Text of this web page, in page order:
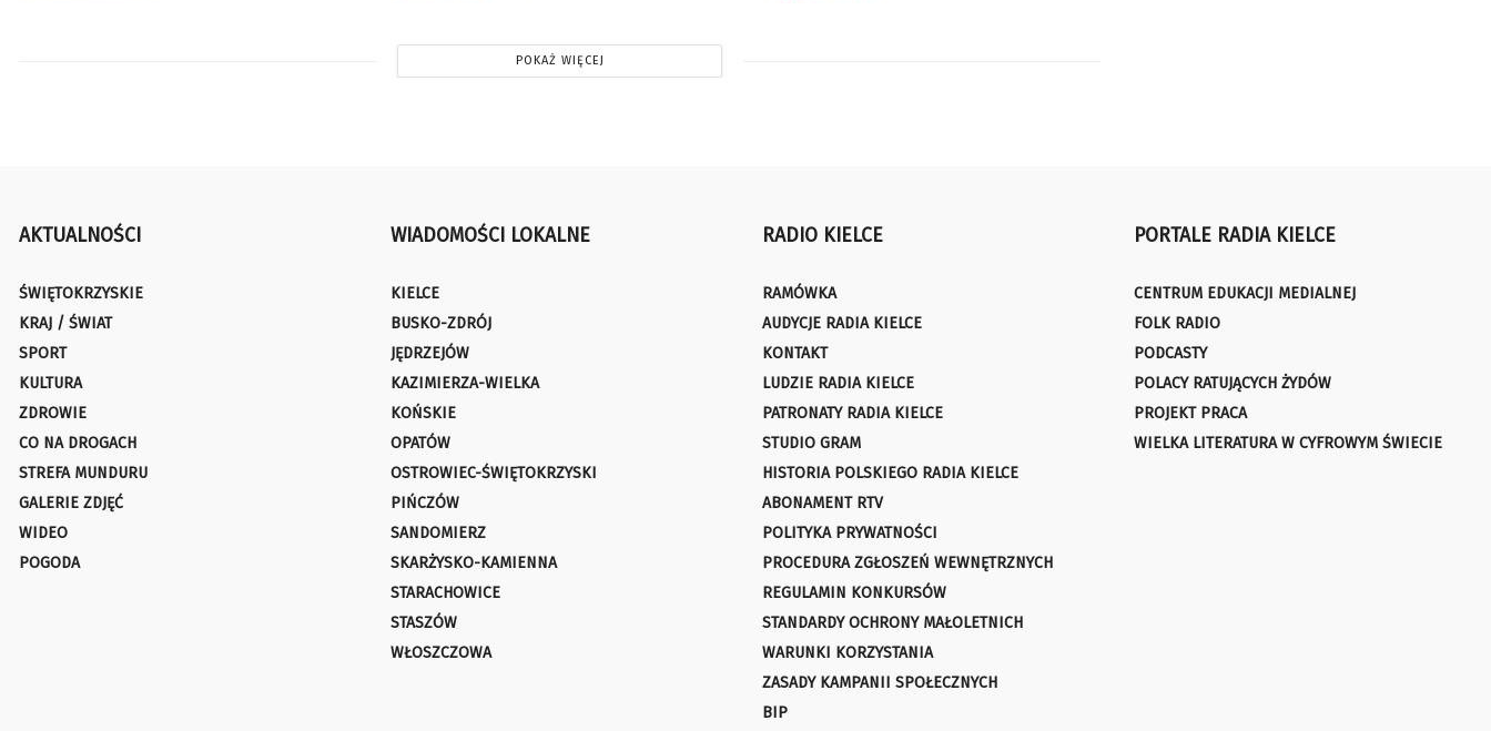
POKAŻ WIĘCEJ
AKTUALNOŚCI
ŚWIĘTOKRZYSKIE
KRAJ / ŚWIAT
SPORT
KULTURA
ZDROWIE
CO NA DROGACH
STREFA MUNDURU
GALERIE ZDJĘĆ
WIDEO
POGODA
WIADOMOŚCI LOKALNE
KIELCE
BUSKO-ZDRÓJ
JĘDRZEJÓW
KAZIMIERZA-WIELKA
KOŃSKIE
OPATÓW
OSTROWIEC-ŚWIĘTOKRZYSKI
PIŃCZÓW
SANDOMIERZ
SKARŻYSKO-KAMIENNA
STARACHOWICE
STASZÓW
WŁOSZCZOWA
RADIO KIELCE
RAMÓWKA
AUDYCJE RADIA KIELCE
KONTAKT
LUDZIE RADIA KIELCE
PATRONATY RADIA KIELCE
STUDIO GRAM
HISTORIA POLSKIEGO RADIA KIELCE
ABONAMENT RTV
POLITYKA PRYWATNOŚCI
PROCEDURA ZGŁOSZEŃ WEWNĘTRZNYCH
REGULAMIN KONKURSÓW
STANDARDY OCHRONY MAŁOLETNICH
WARUNKI KORZYSTANIA
ZASADY KAMPANII SPOŁECZNYCH
BIP
PORTALE RADIA KIELCE
CENTRUM EDUKACJI MEDIALNEJ
FOLK RADIO
PODCASTY
POLACY RATUJĄCYCH ŻYDÓW
PROJEKT PRACA
WIELKA LITERATURA W CYFROWYM ŚWIECIE